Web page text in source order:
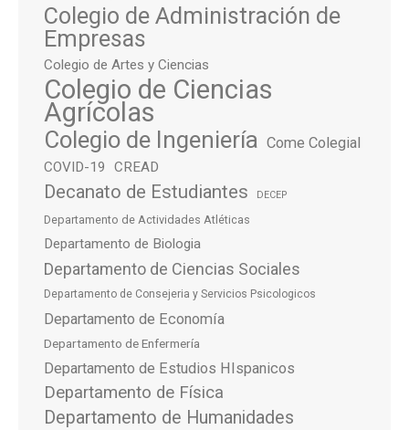
Colegio de Administración de
Empresas
Colegio de Artes y Ciencias
Colegio de Ciencias
Agrícolas
Colegio de Ingeniería Come Colegial
COVID-19 CREAD
Decanato de Estudiantes DECEP
Departamento de Actividades Atléticas
Departamento de Biologia
Departamento de Ciencias Sociales
Departamento de Consejeria y Servicios Psicologicos
Departamento de Economía
Departamento de Enfermería
Departamento de Estudios HIspanicos
Departamento de Física
Departamento de Humanidades